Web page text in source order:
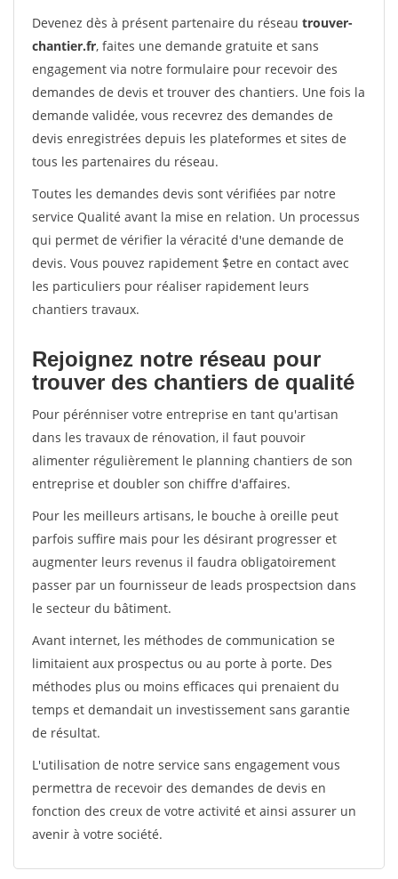
Devenez dès à présent partenaire du réseau trouver-
chantier.fr, faites une demande gratuite et sans
engagement via notre formulaire pour recevoir des
demandes de devis et trouver des chantiers. Une fois la
demande validée, vous recevrez des demandes de
devis enregistrées depuis les plateformes et sites de
tous les partenaires du réseau.
Toutes les demandes devis sont vérifiées par notre
service Qualité avant la mise en relation. Un processus
qui permet de vérifier la véracité d'une demande de
devis. Vous pouvez rapidement $etre en contact avec
les particuliers pour réaliser rapidement leurs
chantiers travaux.
Rejoignez notre réseau pour
trouver des chantiers de qualité
Pour pérénniser votre entreprise en tant qu'artisan
dans les travaux de rénovation, il faut pouvoir
alimenter régulièrement le planning chantiers de son
entreprise et doubler son chiffre d'affaires.
Pour les meilleurs artisans, le bouche à oreille peut
parfois suffire mais pour les désirant progresser et
augmenter leurs revenus il faudra obligatoirement
passer par un fournisseur de leads prospectsion dans
le secteur du bâtiment.
Avant internet, les méthodes de communication se
limitaient aux prospectus ou au porte à porte. Des
méthodes plus ou moins efficaces qui prenaient du
temps et demandait un investissement sans garantie
de résultat.
L'utilisation de notre service sans engagement vous
permettra de recevoir des demandes de devis en
fonction des creux de votre activité et ainsi assurer un
avenir à votre société.